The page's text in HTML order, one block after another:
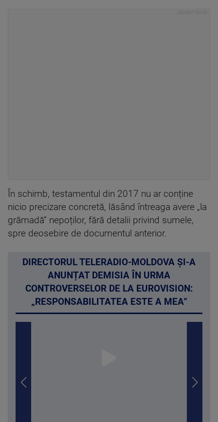
În schimb, testamentul din 2017 nu ar conține
nicio precizare concretă, lăsând întreaga avere „la
grămadă” nepoților, fără detalii privind sumele,
spre deosebire de documentul anterior.
DIRECTORUL TELERADIO-MOLDOVA ȘI-A
ANUNȚAT DEMISIA ÎN URMA
CONTROVERSELOR DE LA EUROVISION:
„RESPONSABILITATEA ESTE A MEA”